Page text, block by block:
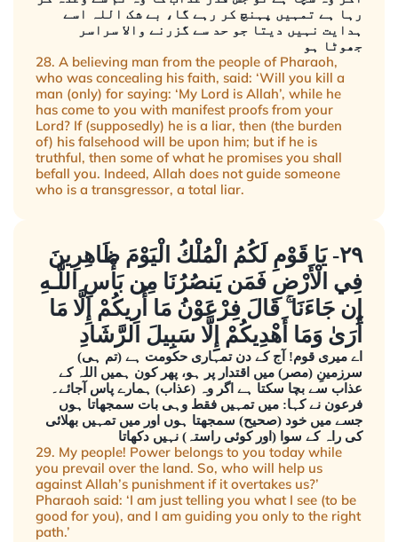
رہا ہے تمہیں پہنچ کر رہے گا، بے شک اللہ اسے
ہدایت نہیں دیتا جو حد سے گزرنے والا سراسر
جھوٹا ہو
28. A believing man from the people of Pharaoh,
who was concealing his faith, said: ‘Will you kill a
man (only) for saying: ‘My Lord is Allah’, while he
has come to you with manifest proofs from your
Lord? If (supposedly) he is a liar, then (the burden
of) his falsehood will be upon him; but if he is
truthful, then some of what he promises you shall
befall you. Indeed, Allah does not guide someone
who is a transgressor, a total liar.
٢٩- يَا قَوْمِ لَكُمُ الْمُلْكُ الْيَوْمَ ظَاهِرِينَ
فِي الْأَرْضِ فَمَن يَنصُرُنَا مِن بَأْسِ اللَّـهِ
إِن جَاءَنَا ۚ قَالَ فِرْعَوْنُ مَا أُرِيكُمْ إِلَّا مَا
أَرَىٰ وَمَا أَهْدِيكُمْ إِلَّا سَبِيلَ الرَّشَادِ
اے میری قوم! آج کے دن تمہاری حکومت ہے (تم ہی)
سرزمینِ (مصر) میں اقتدار پر ہو، پھر کون ہمیں اللہ کے
عذاب سے بچا سکتا ہے اگر وہ (عذاب) ہمارے پاس آجائے۔
فرعون نے کہا: میں تمہیں فقط وہی بات سمجھاتا ہوں
جسے میں خود (صحیح) سمجھتا ہوں اور میں تمہیں بھلائی
کی راہ کے سوا (اور کوئی راستہ) نہیں دکھاتا
29. My people! Power belongs to you today while
you prevail over the land. So, who will help us
against Allah’s punishment if it overtakes us?’
Pharaoh said: ‘I am just telling you what I see (to be
good for you), and I am guiding you only to the right
path.’